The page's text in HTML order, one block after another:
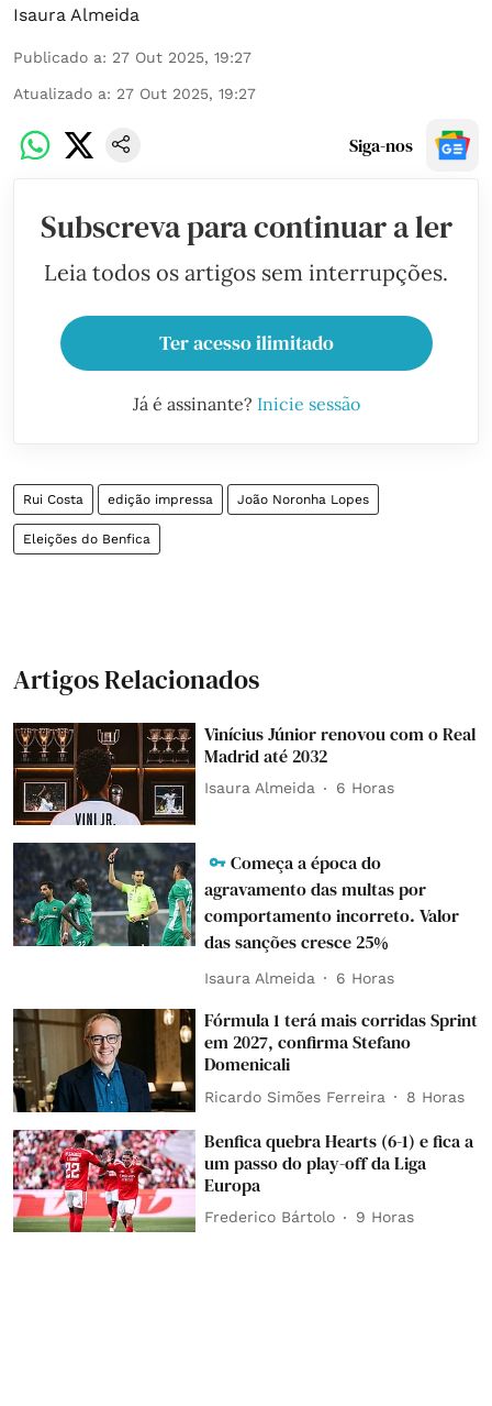
Isaura Almeida
Publicado a: 27 Out 2025, 19:27
Atualizado a: 27 Out 2025, 19:27
Siga-nos
Subscreva para continuar a ler
Leia todos os artigos sem interrupções.
Ter acesso ilimitado
Já é assinante? Inicie sessão
Rui Costa edição impressa João Noronha Lopes
Eleições do Benfica
Artigos Relacionados
Vinícius Júnior renovou com o Real
Madrid até 2032
Isaura Almeida 6 Horas
Começa a época do
agravamento das multas por
comportamento incorreto. Valor
das sanções cresce 25%
Isaura Almeida 6 Horas
Fórmula 1 terá mais corridas Sprint
em 2027, confirma Stefano
Domenicali
Ricardo Simões Ferreira 8 Horas
Benfica quebra Hearts (6-1) e fica a
um passo do play-off da Liga
Europa
Frederico Bártolo 9 Horas